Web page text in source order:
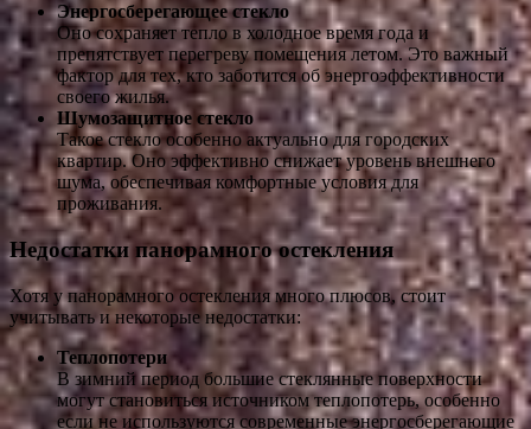
Энергосберегающее стекло
Оно сохраняет тепло в холодное время года и
препятствует перегреву помещения летом. Это важный
фактор для тех, кто заботится об энергоэффективности
своего жилья.
Шумозащитное стекло
Такое стекло особенно актуально для городских
квартир. Оно эффективно снижает уровень внешнего
шума, обеспечивая комфортные условия для
проживания.
Недостатки панорамного остекления
Хотя у панорамного остекления много плюсов, стоит
учитывать и некоторые недостатки:
Теплопотери
В зимний период большие стеклянные поверхности
могут становиться источником теплопотерь, особенно
если не используются современные энергосберегающие